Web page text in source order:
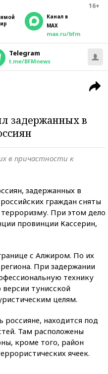
16+
Канал в
MAX
max.ru/bfm
Telegram
t.me/BFMnews
задержанных в
в причастности к
задержанных в
граждан сняты
При этом дело
провинции Кассерин,
с Алжиром. По их
При задержании
технику
тунисской
целям.
россияне, находится под
Там расположены
кроме того, район
ячеек.